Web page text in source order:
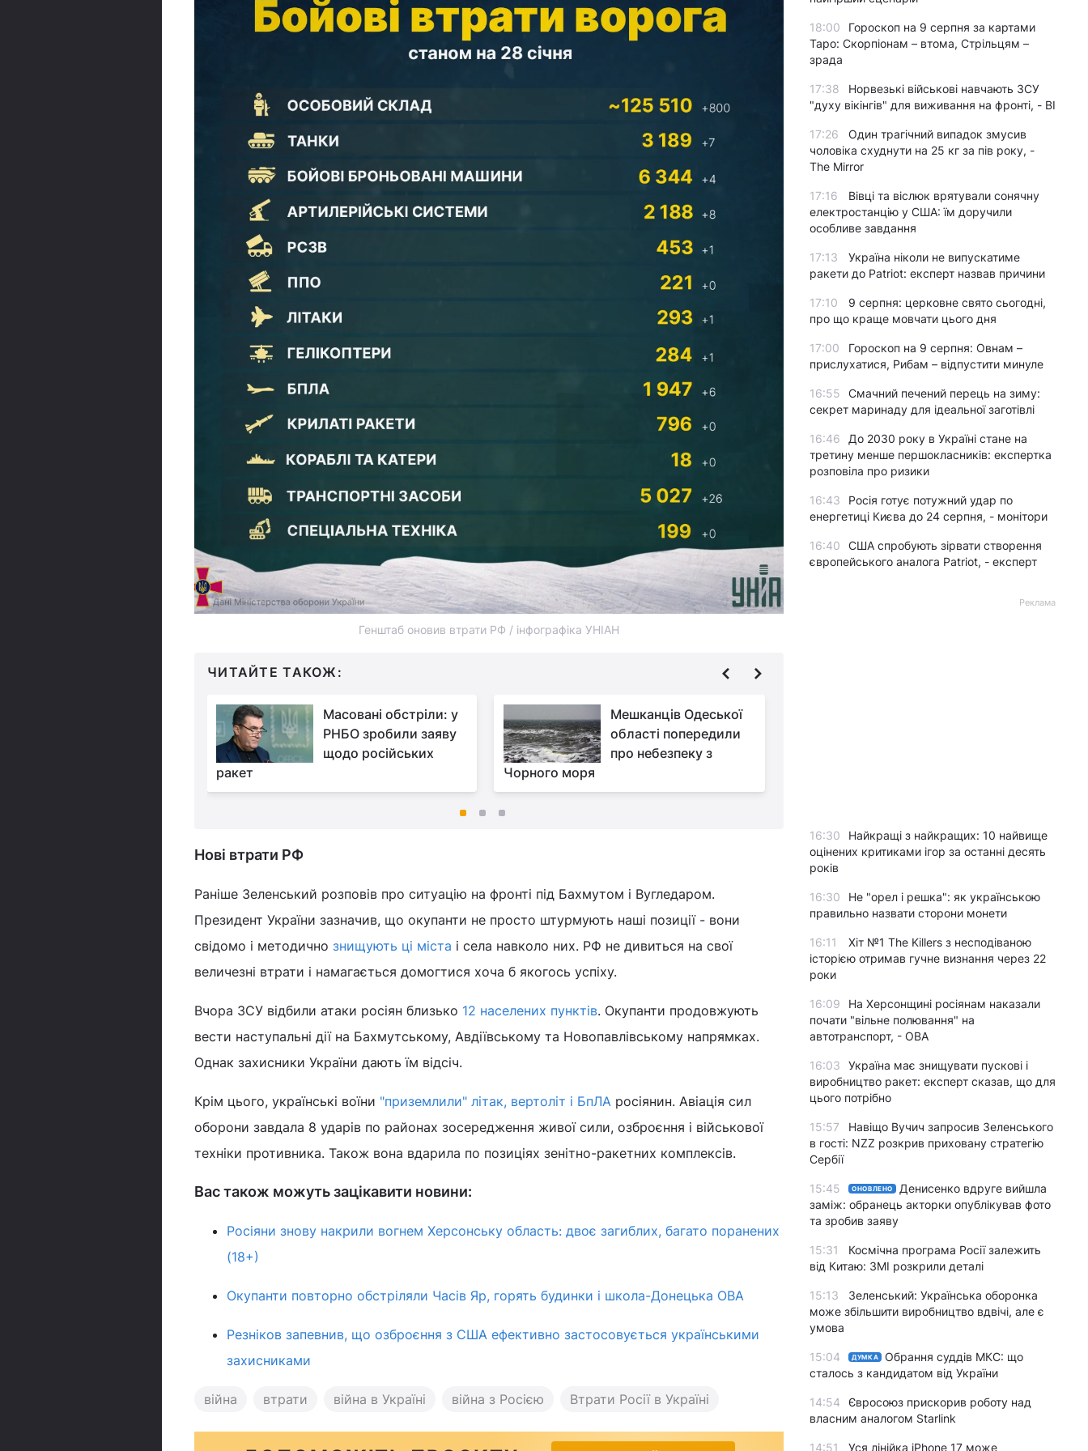
Генштаб оновив втрати РФ / інфографіка УНІАН
ЧИТАЙТЕ ТАКОЖ:
Масовані обстріли: у
РНБО зробили заяву
щодо російських
ракет
Мешканців Одеської
області попередили
про небезпеку з
Чорного моря
Нові втрати РФ
Раніше Зеленський розповів про ситуацію на фронті під Бахмутом і Вугледаром.
Президент України зазначив, що окупанти не просто штурмують наші позиції - вони
свідомо і методично знищують ці міста і села навколо них. РФ не дивиться на свої
величезні втрати і намагається домогтися хоча б якогось успіху.
Вчора ЗСУ відбили атаки росіян близько 12 населених пунктів. Окупанти продовжують
вести наступальні дії на Бахмутському, Авдіївському та Новопавлівському напрямках.
Однак захисники України дають їм відсіч.
Крім цього, українські воїни "приземлили" літак, вертоліт і БпЛА росіянин. Авіація сил
оборони завдала 8 ударів по районах зосередження живої сили, озброєння і військової
техніки противника. Також вона вдарила по позиціях зенітно-ракетних комплексів.
Вас також можуть зацікавити новини:
Росіяни знову накрили вогнем Херсонську область: двоє загиблих, багато поранених
(18+)
Окупанти повторно обстріляли Часів Яр, горять будинки і школа-Донецька ОВА
Резніков запевнив, що озброєння з США ефективно застосовується українськими
захисниками
війна втрати війна в Україні війна з Росією Втрати Росії в Україні
18:00
Гороскоп на 9 серпня за картами
Таро: Скорпіонам – втома, Стрільцям –
зрада
17:38
Норвезькі військові навчають ЗСУ
"духу вікінгів" для виживання на фронті, - BI
17:26
Один трагічний випадок змусив
чоловіка схуднути на 25 кг за пів року, -
The Mirror
17:16
Вівці та віслюк врятували сонячну
електростанцію у США: їм доручили
особливе завдання
17:13
Україна ніколи не випускатиме
ракети до Patriot: експерт назвав причини
17:10
9 серпня: церковне свято сьогодні,
про що краще мовчати цього дня
17:00
Гороскоп на 9 серпня: Овнам –
прислухатися, Рибам – відпустити минуле
16:55
Смачний печений перець на зиму:
секрет маринаду для ідеальної заготівлі
16:46
До 2030 року в Україні стане на
третину менше першокласників: експертка
розповіла про ризики
16:43
Росія готує потужний удар по
енергетиці Києва до 24 серпня, - монітори
16:40
США спробують зірвати створення
європейського аналога Patriot, - експерт
Реклама
16:30
Найкращі з найкращих: 10 найвище
оцінених критиками ігор за останні десять
років
16:30
Не "орел і решка": як українською
правильно назвати сторони монети
16:11
Хіт №1 The Killers з несподіваною
історією отримав гучне визнання через 22
роки
16:09
На Херсонщині росіянам наказали
почати "вільне полювання" на
автотранспорт, - ОВА
16:03
Україна має знищувати пускові і
виробництво ракет: експерт сказав, що для
цього потрібно
15:57
Навіщо Вучич запросив Зеленського
в гості: NZZ розкрив приховану стратегію
Сербії
15:45 ОНОВЛЕНО
Денисенко вдруге вийшла
заміж: обранець акторки опублікував фото
та зробив заяву
15:31
Космічна програма Росії залежить
від Китаю: ЗМІ розкрили деталі
15:13
Зеленський: Українська оборонка
може збільшити виробництво вдвічі, але є
умова
15:04 ДУМКА
Обрання суддів МКС: що
сталось з кандидатом від України
14:54
Євросоюз прискорив роботу над
власним аналогом Starlink
14:51 Уся лінійка iPhone 17 може